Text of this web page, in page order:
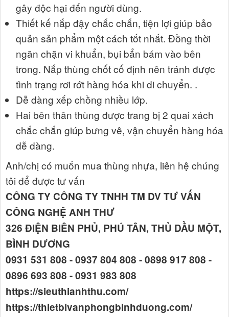
gây độc hại đến người dùng.
Thiết kế nắp đậy chắc chắn, tiện lợi giúp bảo
quản sản phẩm một cách tốt nhất. Đồng thời
ngăn chặn vi khuẩn, bụi bẩn bám vào bên
trong. Nắp thùng chốt cố định nên tránh được
tình trạng rơi rớt hàng hóa khi di chuyển. .
Dễ dàng xếp chồng nhiều lớp.
Hai bên thân thùng được trang bị 2 quai xách
chắc chắn giúp bưng vê, vận chuyển hàng hóa
dễ dàng.
Anh/chị có muốn mua thùng nhựa, liên hệ chúng
tôi để được tư vấn
CÔNG TY CÔNG TY TNHH TM DV TƯ VẤN
CÔNG NGHỆ ANH THƯ
326 ĐIỆN BIÊN PHỦ, PHÚ TÂN, THỦ DẦU MỘT,
BÌNH DƯƠNG
0931 531 808 - 0937 804 808 - 0898 917 808 -
0896 693 808 - 0931 983 808
https://sieuthianhthu.com/
https://thietbivanphongbinhduong.com/